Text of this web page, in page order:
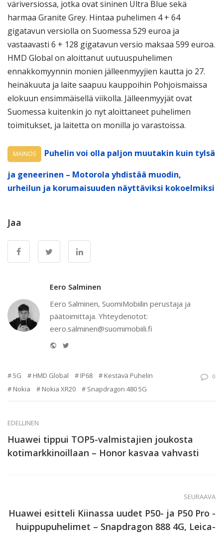
väriversiossa, jotka ovat sininen Ultra Blue sekä
harmaa Granite Grey. Hintaa puhelimen 4 + 64
gigatavun versiolla on Suomessa 529 euroa ja
vastaavasti 6 + 128 gigatavun versio maksaa 599 euroa.
HMD Global on aloittanut uutuuspuhelimen
ennakkomyynnin monien jälleenmyyjien kautta jo 27.
heinäkuuta ja laite saapuu kauppoihin Pohjoismaissa
elokuun ensimmäisellä viikolla. Jälleenmyyjät ovat
Suomessa kuitenkin jo nyt aloittaneet puhelimen
toimitukset, ja laitetta on monilla jo varastoissa.
MAINOS
Puhelin voi olla paljon muutakin kuin tylsä
ja geneerinen – Motorola yhdistää muodin,
urheilun ja korumaisuuden näyttäviksi kokoelmiksi
Jaa
Eero Salminen
Eero Salminen, SuomiMobiilin perustaja ja
päätoimittaja. Yhteydenotot:
eero.salminen@suomimobiili.fi
Website
5G HMD Global IP68
Kestävä Puhelin
Nokia
Nokia XR20 Snapdragon 480 5G
0
EDELLINEN
Huawei tippui TOP5-valmistajien joukosta
kotimarkkinoillaan – Honor kasvaa vahvasti
SEURAAVA
Huawei esitteli Kiinassa uudet P50- ja P50 Pro -
huippupuhelimet – Snapdragon 888 4G, Leica-